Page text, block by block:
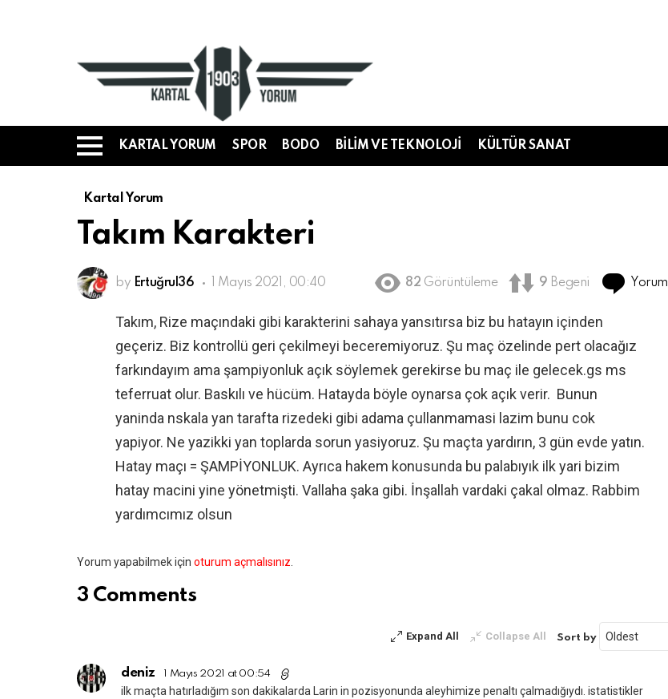
Menü
KARTAL YORUM SPOR BODO BILIM VE TEKNOLOJI KÜLTÜR SANAT
Kartal Yorum
Takım Karakteri
by Ertuğrul36 1 Mayıs 2021, 00:40 82 Görüntüleme 9 Begeni Yorum
Takım, Rize maçındaki gibi karakterini sahaya yansıtırsa biz bu hatayın içinden
geçeriz. Biz kontrollü geri çekilmeyi beceremiyoruz. Şu maç özelinde pert olacağız
farkındayım ama şampiyonluk açık söylemek gerekirse bu maç ile gelecek.gs ms
teferruat olur. Baskılı ve hücüm. Hatayda böyle oynarsa çok açık verir. Bunun
yaninda nskala yan tarafta rizedeki gibi adama çullanmamasi lazim bunu cok
yapiyor. Ne yazikki yan toplarda sorun yasiyoruz. Şu maçta yardırın, 3 gün evde yatın.
Hatay maçı = ŞAMPİYONLUK. Ayrıca hakem konusunda bu palabıyık ilk yari bizim
hatay macini yine yönetmişti. Vallaha şaka gibi. İnşallah vardaki çakal olmaz. Rabbim
yardımcımız olsun
Bir
yanıt
yazın
Yorum yapabilmek için oturum açmalısınız
3 Comments
Expand All Collapse All Sort by
deniz 1 Mayıs 2021 at 00:54
ilk maçta hatırladığım son dakikalarda Larin in pozisyonunda aleyhimize penaltı çalmadığıydı. istatistikler